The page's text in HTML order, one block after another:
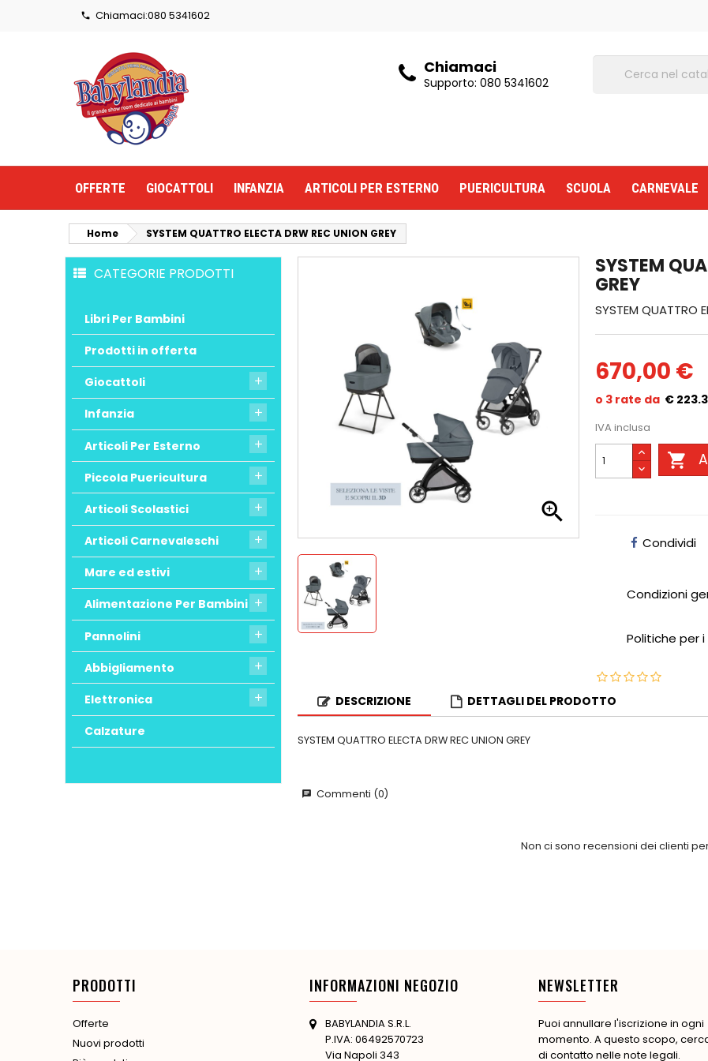
 Chiamaci:080 5341602
Chiamaci
Supporto:080 5341602
OFFERTE GIOCATTOLI INFANZIA ARTICOLI PER ESTERNO PUERICULTURA SCUOLA CARNEVALE
Home SYSTEM QUATTRO ELECTA DRW REC UNION GREY
CATEGORIE PRODOTTI
Libri Per Bambini
Prodotti in offerta
Giocattoli 
Infanzia 
Articoli Per Esterno 
Piccola Puericultura 
Articoli Scolastici 
Articoli Carnevaleschi 
Mare ed estivi 
Alimentazione Per Bambini 
Pannolini 
Abbigliamento 
Elettronica 
Calzature

SYSTEM
GREY
SYSTEM QUATTRO
670,00 €
€
IVA inclusa

Condividi
Condizioni
Politiche per i
DESCRIZIONE DETTAGLI DEL PRODOTTO
SYSTEM QUATTRO ELECTA DRW REC UNION GREY
chat Commenti (0)
Non ci sono recensioni dei clienti
PRODOTTI
Offerte
Nuovi prodotti
INFORMAZIONI NEGOZIO
BABYLANDIA S.R.L.
P.IVA: 06492570723
Via Napoli 343
NEWSLETTER
Puoi annullare l'iscrizione in ogni
momento. A questo scopo,
di contatto nelle note legali.